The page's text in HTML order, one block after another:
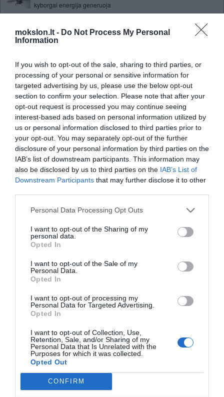
mokslon.lt - Do Not Process My Personal
Information
If you wish to opt-out of the sale, sharing to third parties, or
processing of your personal or sensitive information for
targeted advertising by us, please use the below opt-out
section to confirm your selection. Please note that after your
opt-out request is processed you may continue seeing
interest-based ads based on personal information utilized by
us or personal information disclosed to third parties prior to
your opt-out. You may separately opt-out of the further
disclosure of your personal information by third parties on the
IAB’s list of downstream participants. This information may
also be disclosed by us to third parties on the IAB’s List of
Downstream Participants that may further disclose it to other
Personal Data Processing Opt Outs
I want to opt-out of the Sharing of my
personal data.
Opted In
I want to opt-out of the Sale of my
Personal Data.
Opted In
I want to opt-out of processing my
Personal Data for Targeted Advertising.
Opted In
I want to opt-out of Collection, Use,
Retention, Sale, and/or Sharing of my
Personal Data that Is Unrelated with the
Purposes for which it was collected.
Opted Out
CONFIRM
kyborgai energija generuoja
savyje
Širdies paralyžiaus priežastis -
diabetas
Atrastas tabletinis insulino
pakaitalas
Mokslininkams pavyko sukurti
implantuojamą sintetinį lęšį
Koks yra tikrasis atominės
bombos sprogimo garsas?
Rusijos verslininkas parduoda
nemirtingumą
Kodėl bakterijos taip greitai įgyja
atsparumą antibiotikams
Atnaujinti skrydžiai į Tarptautinę
Iš kur planetose atsiranda
vanduo?
atsiliepia pacientų atminčiai
Jaunieji mokslininkai kritikuoja
valdišką optimizmą dėl inovacijų
Ranka valdomi virtualūs 3-D
objektai
Atsistatanti plėvelė „Toray“
apsaugos telefonus nuo